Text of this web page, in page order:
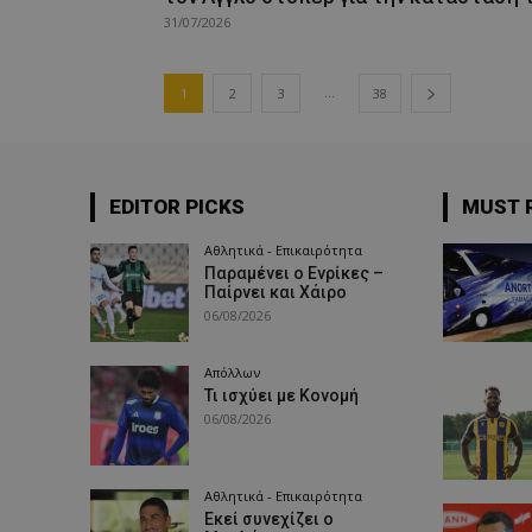
31/07/2026
1 2 3 ... 38
EDITOR PICKS
Αθλητικά - Επικαιρότητα
Παραμένει ο Ενρίκες –
Παίρνει και Χάιρο
06/08/2026
Απόλλων
Τι ισχύει με Κονομή
06/08/2026
Αθλητικά - Επικαιρότητα
Εκεί συνεχίζει ο
MUST